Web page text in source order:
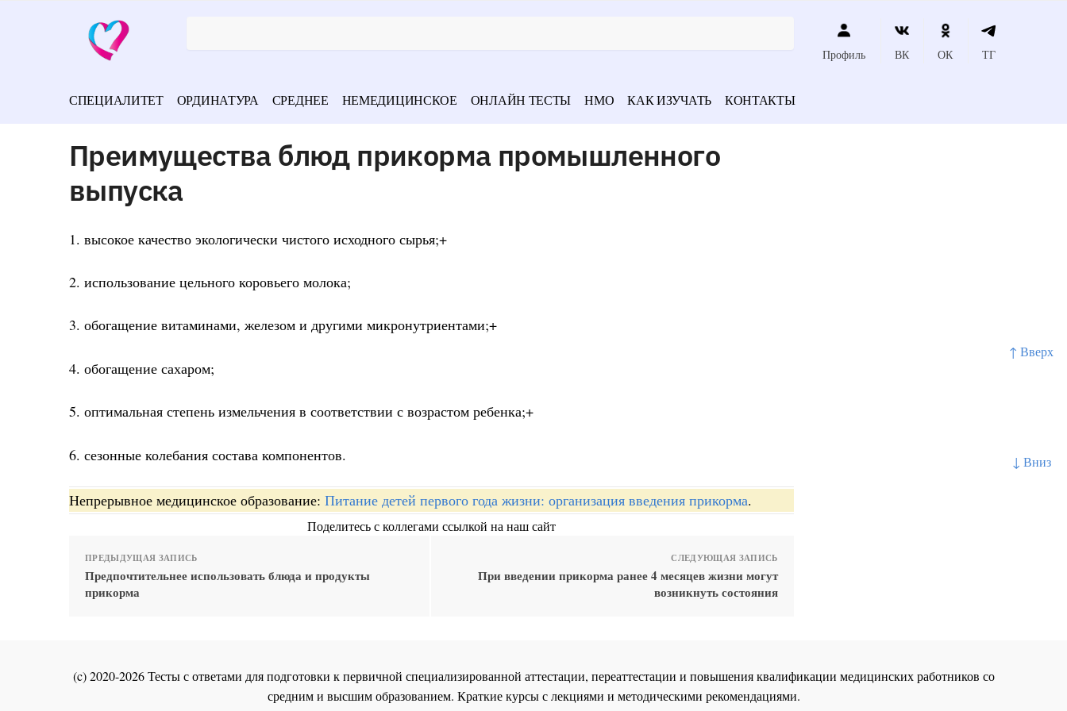
↑ Вверх
↓ Вниз
Профиль ВК ОК ТГ
СПЕЦИАЛИТЕТ ОРДИНАТУРА СРЕДНЕЕ НЕМЕДИЦИНСКОЕ ОНЛАЙН ТЕСТЫ НМО КАК ИЗУЧАТЬ КОНТАКТЫ
Преимущества блюд прикорма промышленного
выпуска
1. высокое качество экологически чистого исходного сырья;+
2. использование цельного коровьего молока;
3. обогащение витаминами, железом и другими микронутриентами;+
4. обогащение сахаром;
5. оптимальная степень измельчения в соответствии с возрастом ребенка;+
6. сезонные колебания состава компонентов.
Непрерывное медицинское образование: Питание детей первого года жизни: организация введения прикорма.
Поделитесь с коллегами ссылкой на наш сайт
ПРЕДЫДУЩАЯ ЗАПИСЬ
Предпочтительнее использовать блюда и продукты
прикорма
СЛЕДУЮЩАЯ ЗАПИСЬ
При введении прикорма ранее 4 месяцев жизни могут
возникнуть состояния
(c) 2020-2026 Тесты с ответами для подготовки к первичной специализированной аттестации, переаттестации и повышения квалификации медицинских работников со
средним и высшим образованием. Краткие курсы с лекциями и методическими рекомендациями.